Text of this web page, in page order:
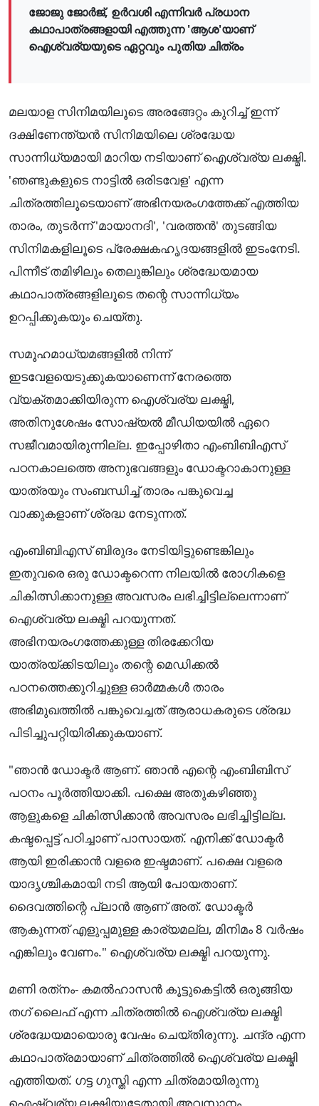
ജോജു ജോർജ്, ഉർവശി എന്നിവർ പ്രധാന
കഥാപാത്രങ്ങളായി എത്തുന്ന 'ആശ'യാണ്
ഐശ്വര്യയുടെ ഏറ്റവും പുതിയ ചിത്രം
മലയാള സിനിമയിലൂടെ അരങ്ങേറ്റം കുറിച്ച് ഇന്ന്
ദക്ഷിണേന്ത്യൻ സിനിമയിലെ ശ്രദ്ധേയ
സാന്നിധ്യമായി മാറിയ നടിയാണ് ഐശ്വര്യ ലക്ഷ്മി.
'ഞണ്ടുകളുടെ നാട്ടിൽ ഒരിടവേള' എന്ന
ചിത്രത്തിലൂടെയാണ് അഭിനയരംഗത്തേക്ക് എത്തിയ
താരം, തുടർന്ന് 'മായാനദി', 'വരത്തൻ' തുടങ്ങിയ
സിനിമകളിലൂടെ പ്രേക്ഷകഹൃദയങ്ങളിൽ ഇടംനേടി.
പിന്നീട് തമിഴിലും തെലുങ്കിലും ശ്രദ്ധേയമായ
കഥാപാത്രങ്ങളിലൂടെ തന്റെ സാന്നിധ്യം
ഉറപ്പിക്കുകയും ചെയ്തു.
സമൂഹമാധ്യമങ്ങളിൽ നിന്ന്
ഇടവേളയെടുക്കുകയാണെന്ന് നേരത്തെ
വ്യക്തമാക്കിയിരുന്ന ഐശ്വര്യ ലക്ഷ്മി,
അതിനുശേഷം സോഷ്യൽ മീഡിയയിൽ ഏറെ
സജീവമായിരുന്നില്ല. ഇപ്പോഴിതാ എംബിബിഎസ്
പഠനകാലത്തെ അനുഭവങ്ങളും ഡോക്ടറാകാനുള്ള
യാത്രയും സംബന്ധിച്ച് താരം പങ്കുവെച്ച
വാക്കുകളാണ് ശ്രദ്ധ നേടുന്നത്.
എംബിബിഎസ് ബിരുദം നേടിയിട്ടുണ്ടെങ്കിലും
ഇതുവരെ ഒരു ഡോക്ടറെന്ന നിലയിൽ രോഗികളെ
ചികിത്സിക്കാനുള്ള അവസരം ലഭിച്ചിട്ടില്ലെന്നാണ്
ഐശ്വര്യ ലക്ഷ്മി പറയുന്നത്.
അഭിനയരംഗത്തേക്കുള്ള തിരക്കേറിയ
യാത്രയ്ക്കിടയിലും തന്റെ മെഡിക്കൽ
പഠനത്തെക്കുറിച്ചുള്ള ഓർമ്മകൾ താരം
അഭിമുഖത്തിൽ പങ്കുവെച്ചത് ആരാധകരുടെ ശ്രദ്ധ
പിടിച്ചുപറ്റിയിരിക്കുകയാണ്.
"ഞാൻ ഡോക്ടർ ആണ്. ഞാൻ എന്റെ എംബിബിസ്
പഠനം പൂർത്തിയാക്കി. പക്ഷെ അതുകഴിഞ്ഞു
ആളുകളെ ചികിത്സിക്കാൻ അവസരം ലഭിച്ചിട്ടില്ല.
കഷ്ടപ്പെട്ട് പഠിച്ചാണ് പാസായത്. എനിക്ക് ഡോക്ടർ
ആയി ഇരിക്കാൻ വളരെ ഇഷ്ടമാണ്. പക്ഷെ വളരെ
യാദൃശ്ചികമായി നടി ആയി പോയതാണ്.
ദൈവത്തിന്റെ പ്ലാൻ ആണ് അത്. ഡോക്ടർ
ആകുന്നത് എളുപ്പമുള്ള കാര്യമല്ല, മിനിമം 8 വർഷം
എങ്കിലും വേണം." ഐശ്വര്യ ലക്ഷ്മി പറയുന്നു.
മണി രത്‌നം- കമൽഹാസൻ കൂട്ടുകെട്ടിൽ ഒരുങ്ങിയ
തഗ് ലൈഫ് എന്ന ചിത്രത്തിൽ ഐശ്വര്യ ലക്ഷ്മി
ശ്രദ്ധേയമായൊരു വേഷം ചെയ്തിരുന്നു. ചന്ദ്ര എന്ന
കഥാപാത്രമായാണ് ചിത്രത്തിൽ ഐശ്വര്യ ലക്ഷ്മി
എത്തിയത്. ഗട്ട ഗുസ്തി എന്ന ചിത്രമായിരുന്നു